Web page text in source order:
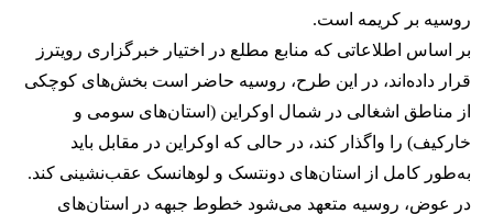
روسیه بر کریمه است.
بر اساس اطلاعاتی که منابع مطلع در اختیار خبرگزاری رویترز
قرار داده‌اند، در این طرح، روسیه حاضر است بخش‌های کوچکی
از مناطق اشغالی در شمال اوکراین (استان‌های سومی و
خارکیف) را واگذار کند، در حالی که اوکراین در مقابل باید
به‌طور کامل از استان‌های دونتسک و لوهانسک عقب‌نشینی کند.
در عوض، روسیه متعهد می‌شود خطوط جبهه در استان‌های